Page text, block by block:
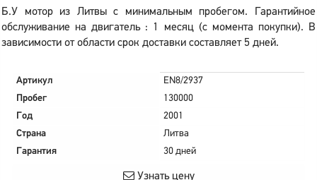
Б.У мотор из Литвы с минимальным пробегом. Гарантийное
обслуживание на двигатель : 1 месяц (с момента покупки). В
зависимости от области срок доставки составляет 5 дней.
Артикул
EN8/2937
Пробег
130000
Год
2001
Страна
Литва
Гарантия
30 дней
Узнать цену